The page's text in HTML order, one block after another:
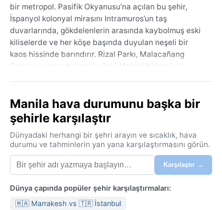
bir metropol. Pasifik Okyanusu’na açılan bu şehir,
İspanyol kolonyal mirasını Intramuros’un taş
duvarlarında, gökdelenlerin arasında kaybolmuş eski
kiliselerde ve her köşe başında duyulan neşeli bir
kaos hissinde barındırır. Rizal Parkı, Malacañang
Sarayı ve gece hayatıyla ünlü Makati bölgesi en
ucunda ve sık sık tayfun rotasında yer alan şehir,
yoğun nüfusuna rağmen tropikal bir canlılık taşır.
Köppen iklim sınıflandırmasına göre Aw (tropikal
savan) kuşağında bulunan Manila’da iki ana mevsim
vardır: kurak ve yağışlı. Marttan mayısa kadar süren
kurak yaz aylarında sıcaklık 33-35°C’yi bulur, nem
oranı yüzde 80’lere dayanır ve bunaltıcı bir sıcak
hissedilir. Hazirandan kasıma kadar olan yağışlı
dönemde muson rüzgarları şiddetli sağanakları ve
Manila hava durumunu başka bir
şehirle karşılaştır
Dünyadaki herhangi bir şehri arayın ve sıcaklık, hava
durumu ve tahminlerin yan yana karşılaştırmasını görün.
Karşılaştır →
Dünya çapında popüler şehir karşılaştırmaları:
🇲🇦 Marrakesh vs 🇹🇷 İstanbul